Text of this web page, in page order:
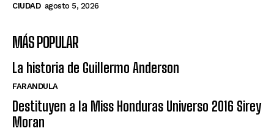
CIUDAD agosto 5, 2026
MÁS POPULAR
La historia de Guillermo Anderson
FARANDULA
Destituyen a la Miss Honduras Universo 2016 Sirey
Moran